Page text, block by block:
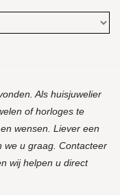
Als huisjuwelier
of horloges te
wensen. Liever een
we u graag. Contacteer
wij helpen u direct